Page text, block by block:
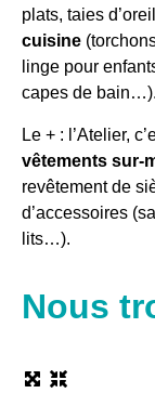
plats, taies
cuisine
inge pour
capes de bain…).
Le + : l’Atelier,
vêtements sur-
revêtement de
d’accessoires
lits…).
Nous